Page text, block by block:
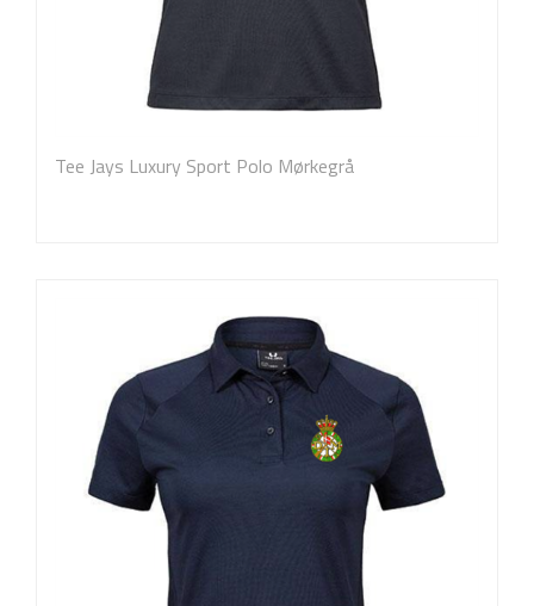
Tee Jays Luxury Sport Polo Mørkegrå